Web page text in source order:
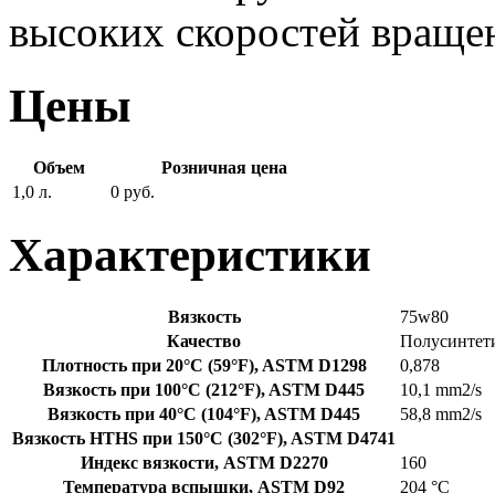
высоких скоростей
Цены
Объем
Розничная цена
1,0 л.
0 руб.
Характеристики
Вязкость
75w80
Качество
Плотность при 20°C (59°F), ASTM D1298
0,878
Вязкость при 100°C (212°F), ASTM D445
10,1 mm2/s
Вязкость при 40°C (104°F), ASTM D445
58,8 mm2/s
Вязкость HTHS при 150°C (302°F), ASTM D4741
Индекс вязкости, ASTM D2270
160
Температура вспышки, ASTM D92
204 °C